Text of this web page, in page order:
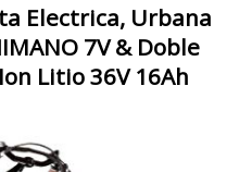
Electrica, Urbana
7V & Doble
Litio 36V 16Ah